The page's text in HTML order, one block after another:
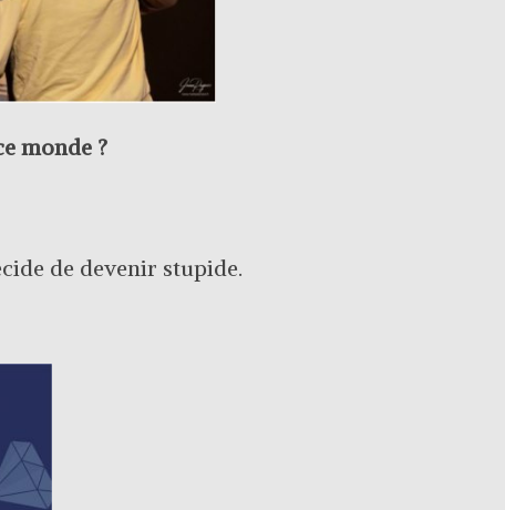
monde ?
de devenir stupide.